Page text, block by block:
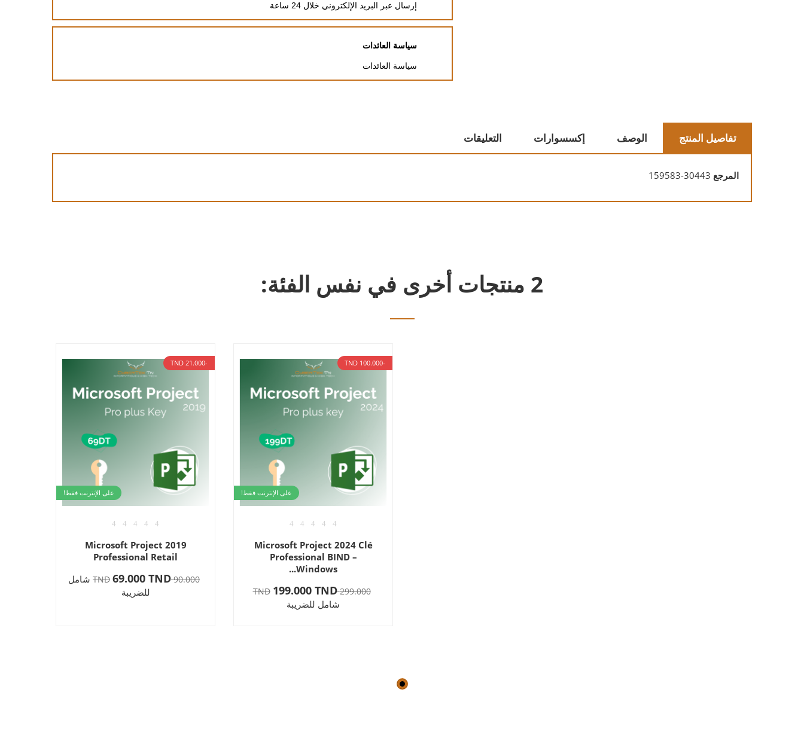
إرسال عبر البريد الإلكتروني خلال 24 ساعة
سياسة العائدات
سياسة العائدات
تفاصيل المنتج الوصف إكسسوارات التعليقات
المرجع 159583-30443
2 منتجات أخرى في نفس الفئة:
-100.000 TND
على الإنترنت فقط!
Microsoft Project 2024 Clé
Professional BIND –
Windows...
299.000 TND
199.000 TND
شامل للضريبة
-21.000 TND
على الإنترنت فقط!
Microsoft Project 2019
Professional Retail
90.000 TND
69.000 TND
شامل
للضريبة